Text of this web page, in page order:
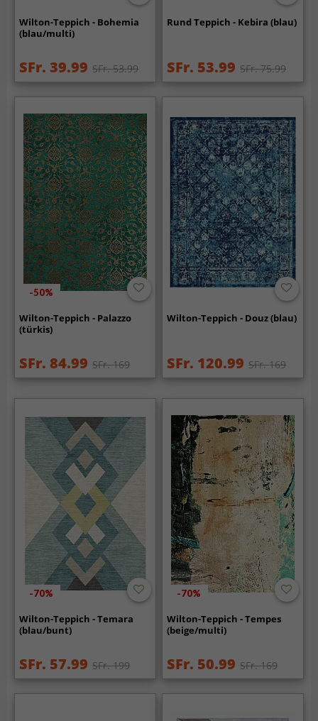
Wilton-Teppich - Bohemia
(blau/multi)
SFr. 39.99 SFr. 53.99
Rund Teppich - Kebira (blau)
SFr. 53.99 SFr. 75.99
-50%
Wilton-Teppich - Palazzo
(türkis)
SFr. 84.99 SFr. 169
Wilton-Teppich - Douz (blau)
SFr. 120.99 SFr. 169
-70%
Wilton-Teppich - Temara
(blau/bunt)
SFr. 57.99 SFr. 199
-70%
Wilton-Teppich - Tempes
(beige/multi)
SFr. 50.99 SFr. 169